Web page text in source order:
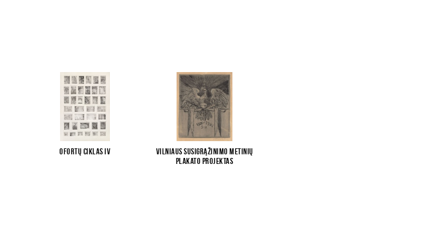
Ofortų ciklas IV
Vilniaus susigrąžinimo metinių
plakato projektas